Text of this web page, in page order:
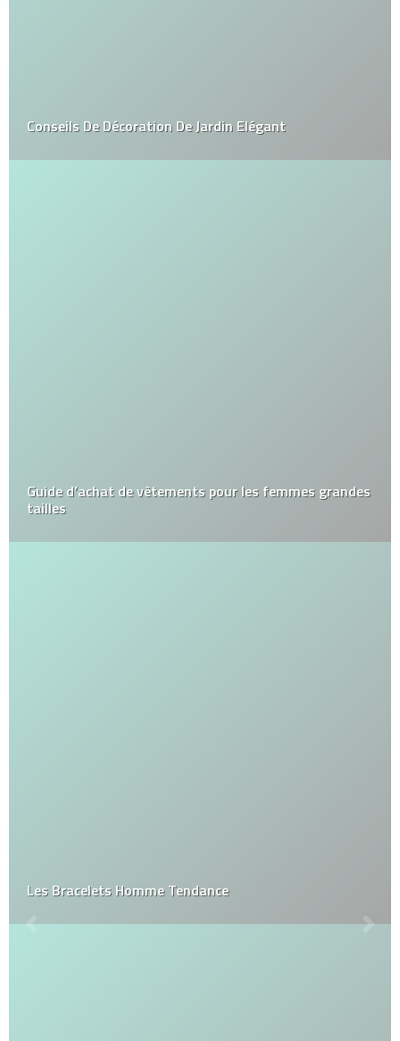
Conseils De Décoration De Jardin Elégant
Guide d’achat de vêtements pour les femmes grandes
tailles
Les Bracelets Homme Tendance